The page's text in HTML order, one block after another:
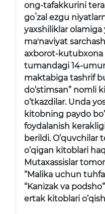
ong-tafakkurini
goʻzal ezgu
yaxshiliklar
maʼnaviyat
axborot-kutubxona
tumandagi 14-
maktabiga tashrif
do’stimsan” nomli
o’tkazdilar. Unda
kitobning paydo
foydalanish
berildi. O’quvchilar
o’qigan kitoblari
Mutaxassislar
“Malika uchun
“Kanizak va
ertak kitoblari